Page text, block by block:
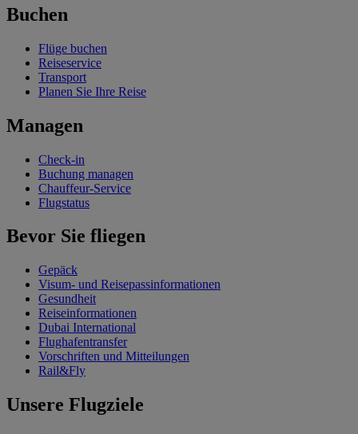
Buchen
Flüge buchen
Reiseservice
Transport
Planen Sie Ihre Reise
Managen
Check-in
Buchung managen
Chauffeur-Service
Flugstatus
Bevor Sie fliegen
Gepäck
Visum- und Reisepassinformationen
Gesundheit
Reiseinformationen
Dubai International
Flughafentransfer
Vorschriften und Mitteilungen
Rail&Fly
Unsere Flugziele